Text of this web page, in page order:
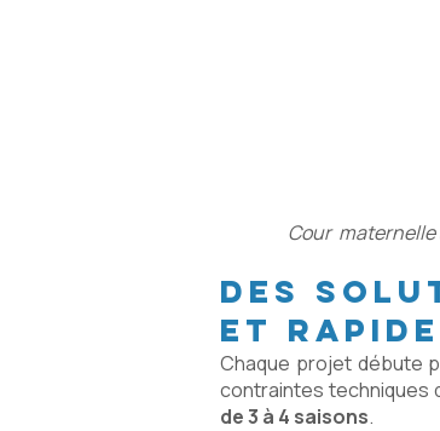
Cour maternelle
des
et
Chaque projet débute
contraintes techniques
de 3 à 4 saisons.